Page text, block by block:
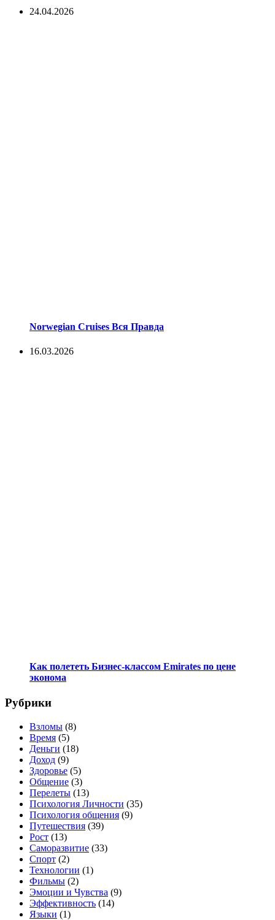
24.04.2026
Norwegian Cruises Вся Правда
16.03.2026
Как полететь Бизнес-классом Emirates по цене
эконома
Рубрики
Взломы (8)
Время (5)
Деньги (18)
Доход (9)
Здоровье (5)
Общение (3)
Перелеты (13)
Психология Личности (35)
Психология общения (9)
Путешествия (39)
Рост (13)
Саморазвитие (33)
Спорт (2)
Технологии (1)
Фильмы (2)
Эмоции и Чувства (9)
Эффективность (14)
Языки (1)